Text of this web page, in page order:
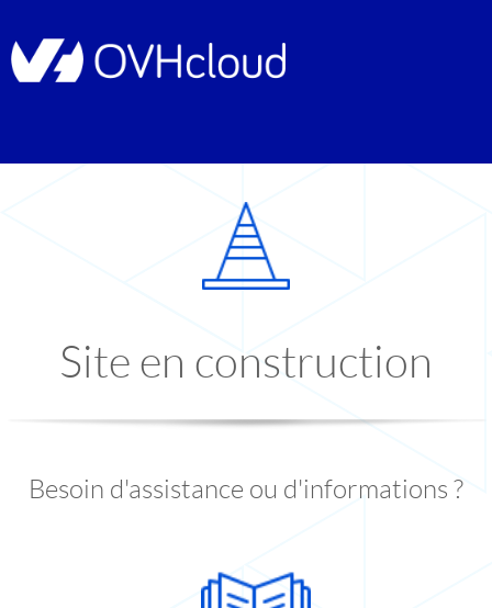
Site en construction
Besoin d'assistance ou d'informations ?